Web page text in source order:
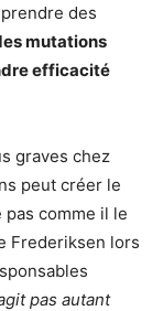
des
mutations
efficacité
graves chez
peut créer le
comme il le
Frederiksen lors
pas autant